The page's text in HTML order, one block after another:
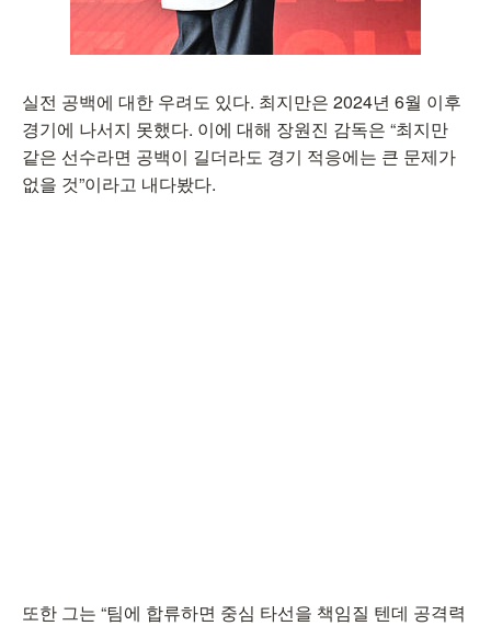
실전 공백에 대한 우려도 있다. 최지만은 2024년 6월 이후
경기에 나서지 못했다. 이에 대해 장원진 감독은 “최지만
같은 선수라면 공백이 길더라도 경기 적응에는 큰 문제가
없을 것”이라고 내다봤다.
또한 그는 “팀에 합류하면 중심 타선을 책임질 텐데 공격력